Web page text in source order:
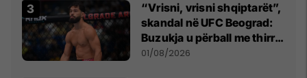
“Vrisni, vrisni shqiptarët”,
skandal në UFC Beograd:
Buzukja u përball me thirrje
anti-shqiptare nga
01/08/2026